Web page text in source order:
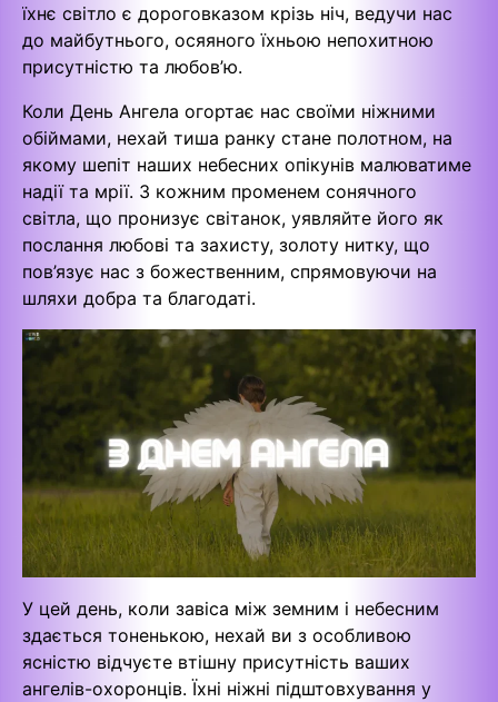
їхнє світло є дороговказом крізь ніч, ведучи нас
до майбутнього, осяяного їхньою непохитною
присутністю та любов’ю.
Коли День Ангела огортає нас своїми ніжними
обіймами, нехай тиша ранку стане полотном, на
якому шепіт наших небесних опікунів малюватиме
надії та мрії. З кожним променем сонячного
світла, що пронизує світанок, уявляйте його як
послання любові та захисту, золоту нитку, що
пов’язує нас з божественним, спрямовуючи на
шляхи добра та благодаті.
У цей день, коли завіса між земним і небесним
здається тоненькою, нехай ви з особливою
ясністю відчуєте втішну присутність ваших
ангелів-охоронців. Їхні ніжні підштовхування у